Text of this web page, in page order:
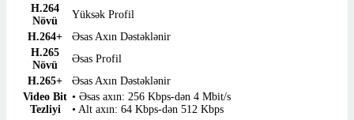
H.264
Növü
Yüksək Profil
H.264+
Əsas Axın Dəstəklənir
H.265
Növü
Əsas Profil
H.265+
Əsas Axın Dəstəklənir
Video Bit
Tezliyi
• Əsas axın: 256 Kbps-dən 4 Mbit/s
• Alt axın: 64 Kbps-dən 512 Kbps